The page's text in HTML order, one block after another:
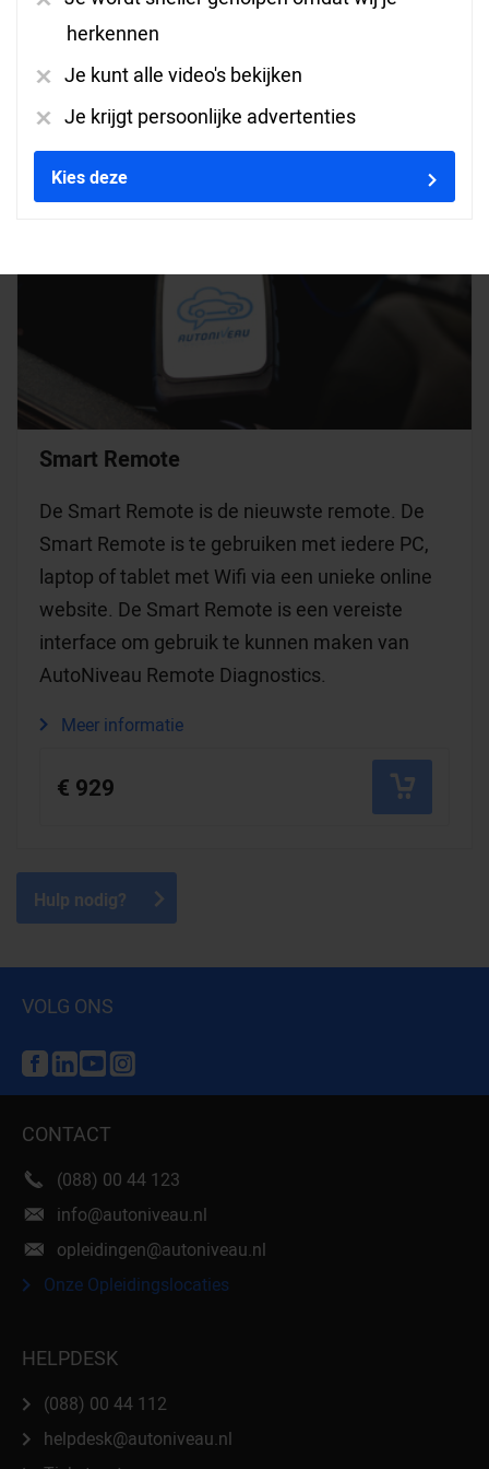
herkennen
Je kunt alle video's bekijken
Je krijgt persoonlijke advertenties
Kies deze
hardware een vereiste.
Bekijk de AutoNiveau Remote interface
hardware
Smart Remote
De Smart Remote is de nieuwste remote. De
Smart Remote is te gebruiken met iedere PC,
laptop of tablet met Wifi via een unieke online
website. De Smart Remote is een vereiste
interface om gebruik te kunnen maken van
AutoNiveau Remote Diagnostics.
Meer informatie
€ 929
Hulp nodig?
VOLG ONS
CONTACT
(088) 00 44 123
info@autoniveau.nl
opleidingen@autoniveau.nl
Onze Opleidingslocaties
HELPDESK
(088) 00 44 112
helpdesk@autoniveau.nl